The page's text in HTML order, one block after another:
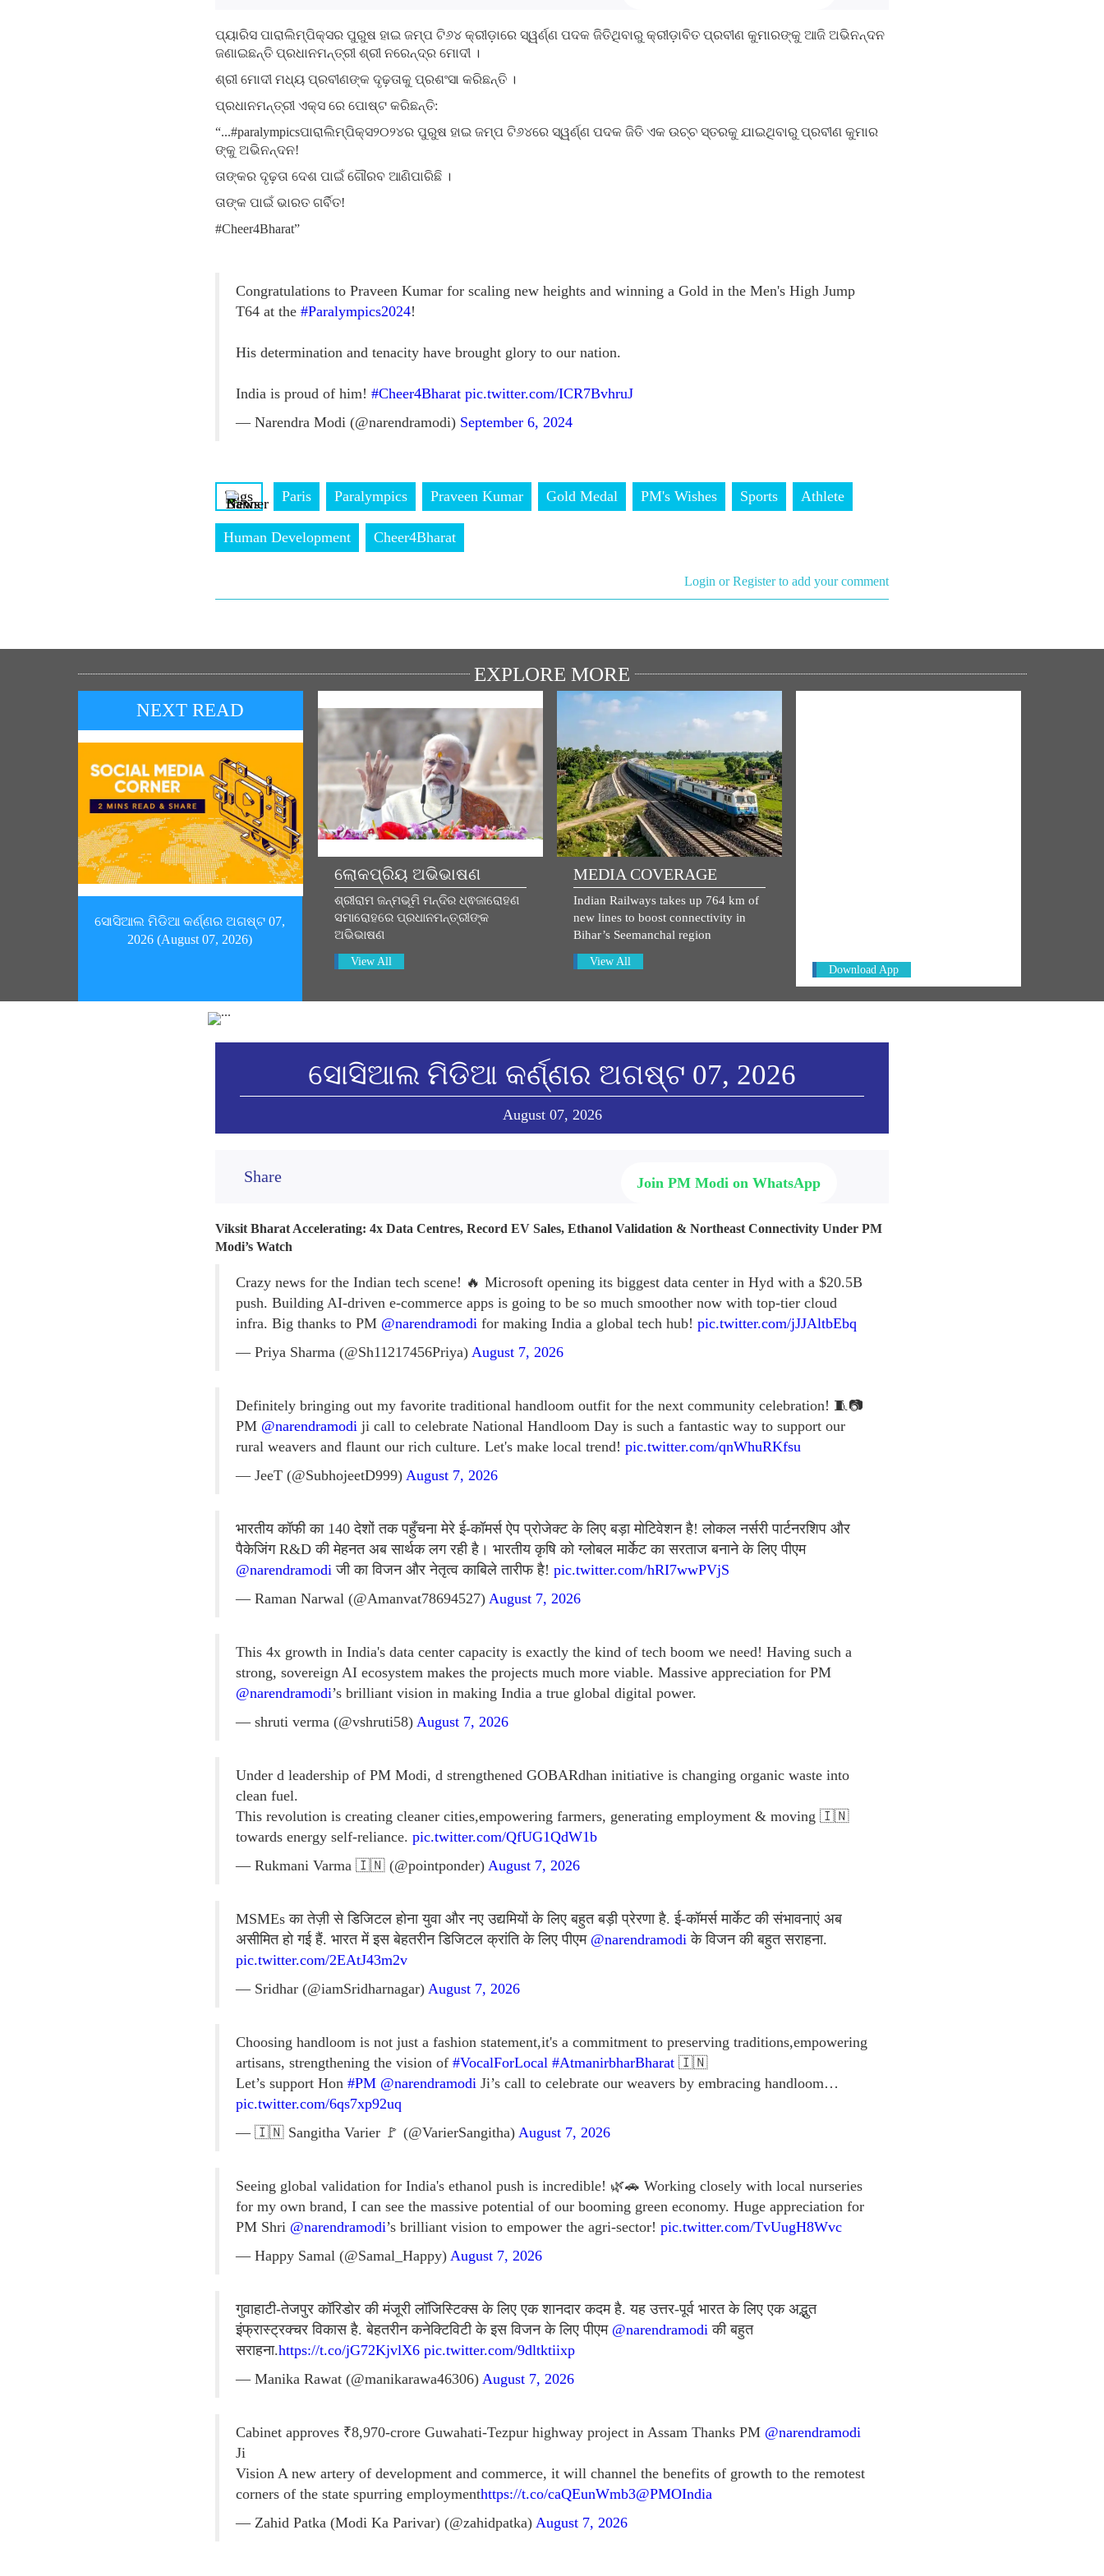
ପ୍ୟାରିସ ପାରାଲିମ୍ପିକ୍ସର ପୁରୁଷ ହାଇ ଜମ୍ପ ଟି୬୪ କ୍ରୀଡ଼ାରେ ସ୍ୱର୍ଣ୍ଣ ପଦକ ଜିତିଥିବାରୁ କ୍ରୀଡ଼ାବିତ ପ୍ରବୀଣ କୁମାରଙ୍କୁ ଆଜି ଅଭିନନ୍ଦନ
ଜଣାଇଛନ୍ତି ପ୍ରଧାନମନ୍ତ୍ରୀ ଶ୍ରୀ ନରେନ୍ଦ୍ର ମୋଦୀ ।
ଶ୍ରୀ ମୋଦୀ ମଧ୍ୟ ପ୍ରବୀଣଙ୍କ ଦୃଢ଼ତାକୁ ପ୍ରଶଂସା କରିଛନ୍ତି ।
ପ୍ରଧାନମନ୍ତ୍ରୀ ଏକ୍ସ ରେ ପୋଷ୍ଟ କରିଛନ୍ତି:
“...#paralympicsପାରାଲିମ୍ପିକ୍ସ୨୦୨୪ର ପୁରୁଷ ହାଇ ଜମ୍ପ ଟି୬୪ରେ ସ୍ୱର୍ଣ୍ଣ ପଦକ ଜିତି ଏକ ଉଚ୍ଚ ସ୍ତରକୁ ଯାଇଥିବାରୁ ପ୍ରବୀଣ କୁମାର
ଙ୍କୁ ଅଭିନନ୍ଦନ!
ତାଙ୍କର ଦୃଢ଼ତା ଦେଶ ପାଇଁ ଗୌରବ ଆଣିପାରିଛି ।
ତାଙ୍କ ପାଇଁ ଭାରତ ଗର୍ବିତ!
#Cheer4Bharat”
Congratulations to Praveen Kumar for scaling new heights and winning a Gold in the Men's High Jump
T64 at the #Paralympics2024!
His determination and tenacity have brought glory to our nation.
India is proud of him! #Cheer4Bharat pic.twitter.com/ICR7BvhruJ
— Narendra Modi (@narendramodi) September 6, 2024
Tags Paris Paralympics Praveen Kumar Gold Medal PM's Wishes Sports Athlete
Human Development Cheer4Bharat
Login or Register to add your comment
EXPLORE MORE
NEXT READ
ସୋସିଆଲ ମିଡିଆ କର୍ଣ୍ଣର ଅଗଷ୍ଟ 07,
2026 (August 07, 2026)
ଲୋକପ୍ରିୟ ଅଭିଭାଷଣ
ଶ୍ରୀରାମ ଜନ୍ମଭୂମି ମନ୍ଦିର ଧ୍ଵଜାରୋହଣ
ସମାରୋହରେ ପ୍ରଧାନମନ୍ତ୍ରୀଙ୍କ
ଅଭିଭାଷଣ
View All
MEDIA COVERAGE
Indian Railways takes up 764 km of
new lines to boost connectivity in
Bihar’s Seemanchal region
View All
Download App
ସୋସିଆଲ ମିଡିଆ କର୍ଣ୍ଣର ଅଗଷ୍ଟ 07, 2026
August 07, 2026
Share Join PM Modi on WhatsApp
Viksit Bharat Accelerating: 4x Data Centres, Record EV Sales, Ethanol Validation & Northeast Connectivity Under PM
Modi’s Watch
Crazy news for the Indian tech scene! 🔥 Microsoft opening its biggest data center in Hyd with a $20.5B
push. Building AI-driven e-commerce apps is going to be so much smoother now with top-tier cloud
infra. Big thanks to PM @narendramodi for making India a global tech hub! pic.twitter.com/jJJAltbEbq
— Priya Sharma (@Sh11217456Priya) August 7, 2026
Definitely bringing out my favorite traditional handloom outfit for the next community celebration! 🧵📷
PM @narendramodi ji call to celebrate National Handloom Day is such a fantastic way to support our
rural weavers and flaunt our rich culture. Let's make local trend! pic.twitter.com/qnWhuRKfsu
— JeeT (@SubhojeetD999) August 7, 2026
भारतीय कॉफी का 140 देशों तक पहुँचना मेरे ई-कॉमर्स ऐप प्रोजेक्ट के लिए बड़ा मोटिवेशन है! लोकल नर्सरी पार्टनरशिप और
पैकेजिंग R&D की मेहनत अब सार्थक लग रही है। भारतीय कृषि को ग्लोबल मार्केट का सरताज बनाने के लिए पीएम
@narendramodi जी का विजन और नेतृत्व काबिले तारीफ है! pic.twitter.com/hRI7wwPVjS
— Raman Narwal (@Amanvat78694527) August 7, 2026
This 4x growth in India's data center capacity is exactly the kind of tech boom we need! Having such a
strong, sovereign AI ecosystem makes the projects much more viable. Massive appreciation for PM
@narendramodi’s brilliant vision in making India a true global digital power.
— shruti verma (@vshruti58) August 7, 2026
Under d leadership of PM Modi, d strengthened GOBARdhan initiative is changing organic waste into
clean fuel.
This revolution is creating cleaner cities,empowering farmers, generating employment & moving 🇮🇳
towards energy self-reliance. pic.twitter.com/QfUG1QdW1b
— Rukmani Varma 🇮🇳 (@pointponder) August 7, 2026
MSMEs का तेज़ी से डिजिटल होना युवा और नए उद्यमियों के लिए बहुत बड़ी प्रेरणा है. ई-कॉमर्स मार्केट की संभावनाएं अब
असीमित हो गई हैं. भारत में इस बेहतरीन डिजिटल क्रांति के लिए पीएम @narendramodi के विजन की बहुत सराहना.
pic.twitter.com/2EAtJ43m2v
— Sridhar (@iamSridharnagar) August 7, 2026
Choosing handloom is not just a fashion statement,it's a commitment to preserving traditions,empowering
artisans, strengthening the vision of #VocalForLocal #AtmanirbharBharat 🇮🇳
Let’s support Hon #PM @narendramodi Ji’s call to celebrate our weavers by embracing handloom…
pic.twitter.com/6qs7xp92uq
— 🇮🇳 Sangitha Varier 🚩 (@VarierSangitha) August 7, 2026
Seeing global validation for India's ethanol push is incredible! 🌿🚗 Working closely with local nurseries
for my own brand, I can see the massive potential of our booming green economy. Huge appreciation for
PM Shri @narendramodi’s brilliant vision to empower the agri-sector! pic.twitter.com/TvUugH8Wvc
— Happy Samal (@Samal_Happy) August 7, 2026
गुवाहाटी-तेजपुर कॉरिडोर की मंजूरी लॉजिस्टिक्स के लिए एक शानदार कदम है. यह उत्तर-पूर्व भारत के लिए एक अद्भुत
इंफ्रास्ट्रक्चर विकास है. बेहतरीन कनेक्टिविटी के इस विजन के लिए पीएम @narendramodi की बहुत
सराहना.https://t.co/jG72KjvlX6 pic.twitter.com/9dltktiixp
— Manika Rawat (@manikarawa46306) August 7, 2026
Cabinet approves ₹8,970-crore Guwahati-Tezpur highway project in Assam Thanks PM @narendramodi
Ji
Vision A new artery of development and commerce, it will channel the benefits of growth to the remotest
corners of the state spurring employmenthttps://t.co/caQEunWmb3@PMOIndia
— Zahid Patka (Modi Ka Parivar) (@zahidpatka) August 7, 2026